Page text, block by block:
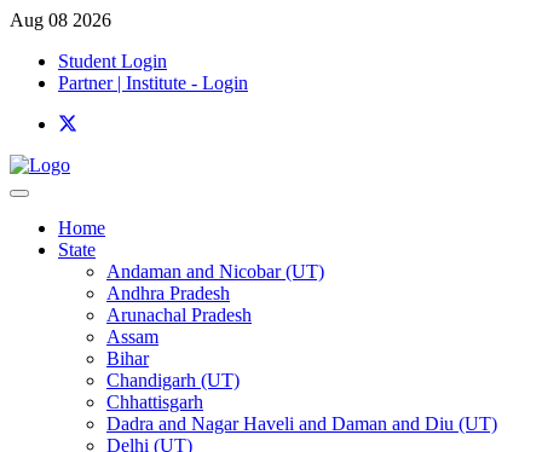
Aug 08 2026
Student Login
Partner | Institute - Login
Home
State
Andaman and Nicobar (UT)
Andhra Pradesh
Arunachal Pradesh
Assam
Bihar
Chandigarh (UT)
Chhattisgarh
Dadra and Nagar Haveli and Daman and Diu (UT)
Delhi (UT)